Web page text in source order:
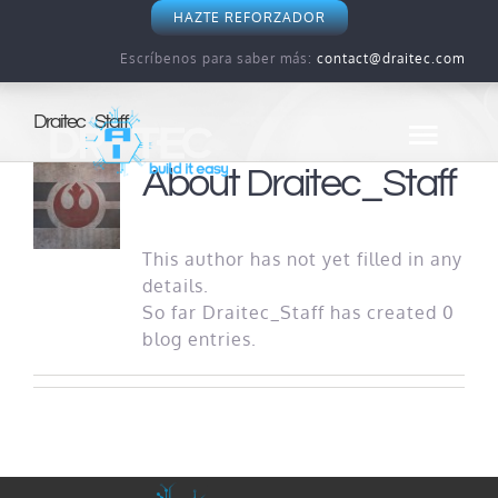
HAZTE REFORZADOR
Escríbenos para saber más: contact@draitec.com
Política de privacidad
Sobre las cookies
IA ética y responsable
Draitec_Staff
AboutDraitec_Staff
This author has not yet filled in any
details.
So far Draitec_Staff has created 0
blog entries.